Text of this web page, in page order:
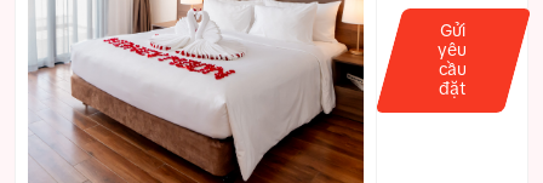
Gửi
yêu
cầu
đặt